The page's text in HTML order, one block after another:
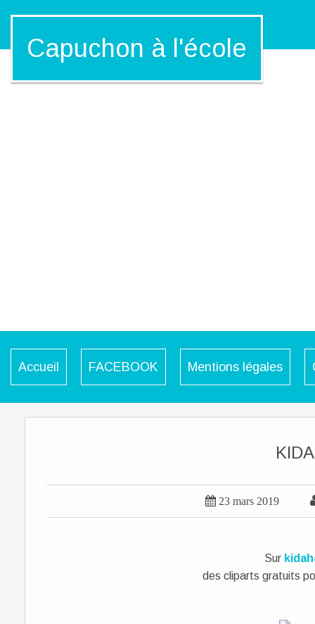
Capuchon à l'école
Accueil FACEBOOK Mentions légales
 23 mars 2019
Sur
des cliparts gratuits